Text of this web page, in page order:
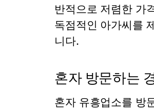
반적으로 저렴한 가
독점적인 아가씨를
니다.
혼자 방문하는
혼자 유흥업소를 방